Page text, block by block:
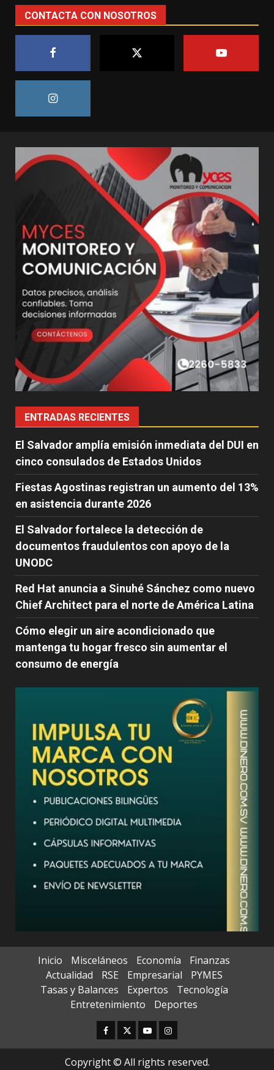
CONTACTA CON NOSOTROS
ENTRADAS RECIENTES
El Salvador amplía emisión inmediata del DUI en
cinco consulados de Estados Unidos
Fiestas Agostinas registran un aumento del 13%
en asistencia durante 2026
El Salvador fortalece la detección de
documentos fraudulentos con apoyo de la
UNODC
Red Hat anuncia a Sinuhé Sánchez como nuevo
Chief Architect para el norte de América Latina
Cómo elegir un aire acondicionado que
mantenga tu hogar fresco sin aumentar el
consumo de energía
Inicio Misceláneos Economía
Finanzas
Actualidad
RSE Empresarial
PYMES
Tasas y Balances
Expertos
Tecnología
Entretenimiento
Deportes
Facebook
TwitterYoutubeInstagram
Copyright © All rights reserved.